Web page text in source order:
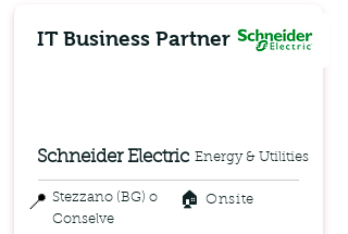
IT Business Partner
Schneider Electric Energy & Utilities
📍 Stezzano (BG) o
Conselve
🏠 Onsite